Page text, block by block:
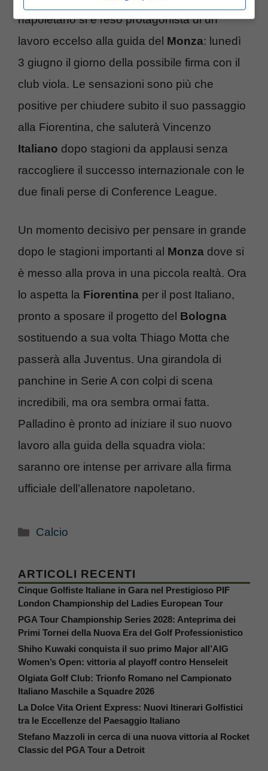
napoletano si è reso protagonista di un
lavoro eccelso alla guida del Monza: lunedì
3 giugno il giorno della possibile firma con il
club viola. Le sensazioni sono più che
positive per chiudere subito il suo passaggio
alla Fiorentina, che saluterà Vincenzo
Italiano dopo stagioni da applausi senza
raccogliere il successo internazionale con le
due finali perse di Conference League.
Un momento decisivo per pensare in grande
dopo le stagioni importanti al Monza dove si
è messo alla prova in una piccola realtà. Ora
lo aspetta la Fiorentina per il post Italiano,
pronto a sposare il progetto del Bologna
sostituendo a sua volta Thiago Motta che
passerà alla Juventus. Una girandola di
panchine in Serie A con colpi di scena
incredibili, ma ora sembra ormai fatta.
Palladino è pronto ad iniziare il suo nuovo
lavoro alla guida della squadra viola:
saranno ore intense per arrivare alla firma
ufficiale dell’allenatore napoletano.
Categorie
Calcio
ARTICOLI RECENTI
Cinque Golfiste Italiane in Gara nel Prestigioso PIF
London Championship del Ladies European Tour
PGA Tour Championship Series 2028: Anteprima dei
Primi Tornei della Nuova Era del Golf Professionistico
Shiho Kuwaki conquista il suo primo Major all’AIG
Women’s Open: vittoria al playoff contro Henseleit
Olgiata Golf Club: Trionfo Romano nel Campionato
Italiano Maschile a Squadre 2026
La Dolce Vita Orient Express: Nuovi Itinerari Golfistici
tra le Eccellenze del Paesaggio Italiano
Stefano Mazzoli in cerca di una nuova vittoria al Rocket
Classic del PGA Tour a Detroit